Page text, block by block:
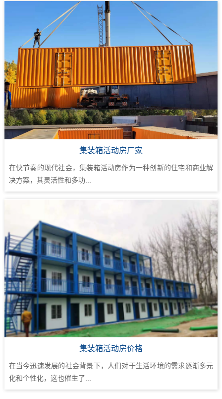
集装箱活动房厂家
在快节奏的现代社会，集装箱活动房作为一种创新的住宅和商业解
决方案，其灵活性和多功...
集装箱活动房价格
在当今迅速发展的社会背景下，人们对于生活环境的需求逐渐多元
化和个性化，这也催生了...